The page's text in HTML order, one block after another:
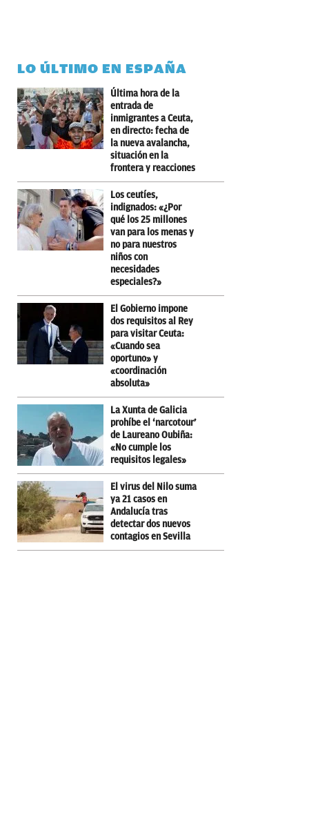
LO ÚLTIMO EN ESPAÑA
Última hora de la
entrada de
inmigrantes a Ceuta,
en directo: fecha de
la nueva avalancha,
situación en la
frontera y reacciones
Los ceutíes,
indignados: «¿Por
qué los 25 millones
van para los menas y
no para nuestros
niños con
necesidades
especiales?»
El Gobierno impone
dos requisitos al Rey
para visitar Ceuta:
«Cuando sea
oportuno» y
«coordinación
absoluta»
La Xunta de Galicia
prohíbe el ‘narcotour’
de Laureano Oubiña:
«No cumple los
requisitos legales»
El virus del Nilo suma
ya 21 casos en
Andalucía tras
detectar dos nuevos
contagios en Sevilla